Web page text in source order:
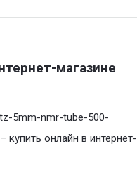
магазине
5mm-nmr-tube-500-
купить онлайн в интернет-